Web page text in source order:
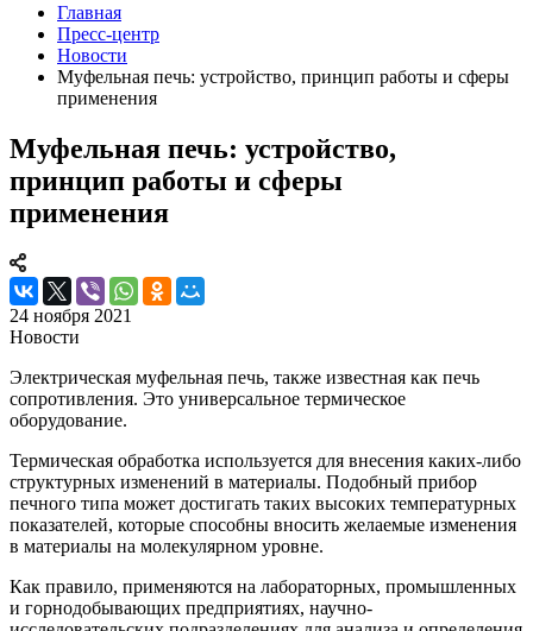
Главная
Пресс-центр
Новости
Муфельная печь: устройство, принцип работы и сферы
применения
Муфельная печь: устройство,
принцип работы и сферы
применения
24 ноября 2021
Новости
Электрическая муфельная печь, также известная как печь
сопротивления. Это универсальное термическое
оборудование.
Термическая обработка используется для внесения каких-либо
структурных изменений в материалы. Подобный прибор
печного типа может достигать таких высоких температурных
показателей, которые способны вносить желаемые изменения
в материалы на молекулярном уровне.
Как правило, применяются на лабораторных, промышленных
и горнодобывающих предприятиях, научно-